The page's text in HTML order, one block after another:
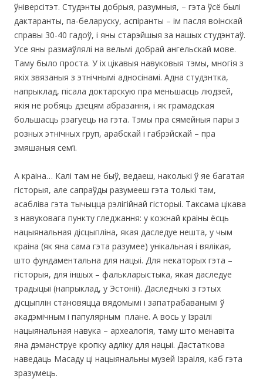
ўніверсітэт. Студэнты добрыя, разумныя, – гэта ўсё былі
дактаранты, па-беларуску, аспіранты – ім пасля воінскай
справы 30-40 гадоў, і яны старэйшыя за нашых студэнтаў.
Усе яны размаўлялі на вельмі добрай ангельскай мове.
Таму было проста. У іх цікавыя навуковыя тэмы, многiя з
якіх звязаныя з этнічнымі адносінамі. Адна студэнтка,
напрыклад, пісала доктарскую пра меньшасць людзей,
якія не робяць дзецям абразання, і як грамадская
большасць рэагуець на гэта. Тэмы пра сямейныя пары з
розных этнiчных груп, арабскай і габрэйскай – пра
змяшаныя сем’і.
А краіна… Калі там не быў, ведаеш, наколькi ў яе багатая
гісторыя, але сапраўды разумееш гэта толькі там,
асаблiва гэта тычыцца рэлігійнай гісторыі. Таксама цікава
з навуковага пункту гледжання: у кожнай краiны ёсць
нацыянальная дicцыплiна, якая даследуе нешта, у чым
краiна (як яна сама гэта разумее) унiкальная i вялiкая,
што фундаментальна для нацыi. Для некаторых гэта –
гiсторыя, для iншых – фалькларыстыка, якая даследуе
традыцыi (напрыклад, у Эстонii). Даследчыкi з гэтых
дicцыплiн становяцца вядомымi i запатрабаванымi ў
акадэмiчным i папулярным плане. А вось у Ізраiлi
нацыянальная навука – археалогiя, таму што менавiта
яна дэманструе кропку адліку для нацыi. Дастаткова
наведаць Масаду цi нацыянальны музей Ізраiля, каб гэта
зразумець.